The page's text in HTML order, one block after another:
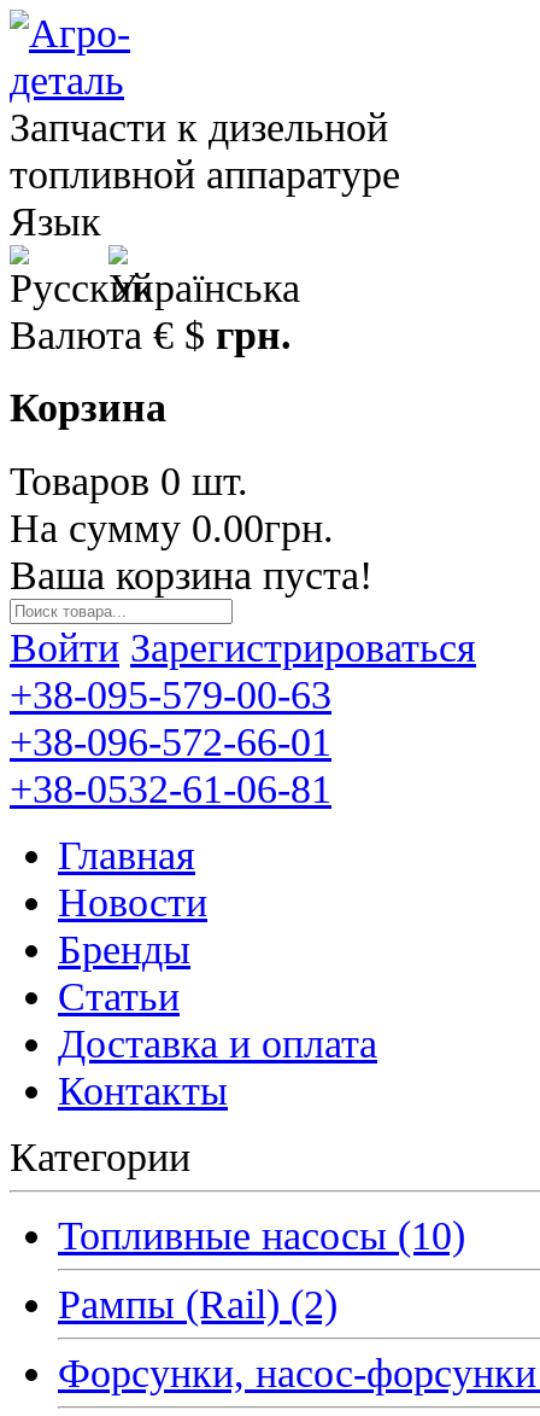
Запчасти к дизельной
топливной аппаратуре
Язык
Валюта € $ грн.
Корзина
Товаров 0 шт.
На сумму 0.00грн.
Ваша корзина пуста!
Войти Зарегистрироваться
+38-095-579-00-63
+38-096-572-66-01
+38-0532-61-06-81
Главная
Новости
Бренды
Статьи
Доставка и оплата
Контакты
Категории
Топливные насосы (10)
Рампы (Rail) (2)
Форсунки, насос-